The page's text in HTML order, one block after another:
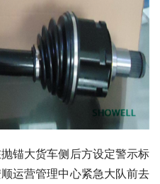
大货车侧后方设定警示标
运营管理中心紧急大队前去